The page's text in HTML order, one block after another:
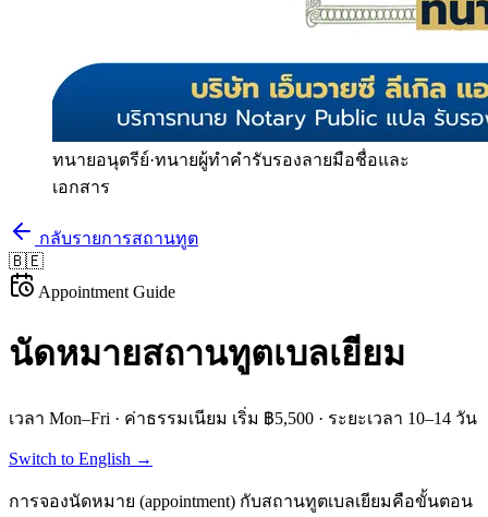
ทนายอนุตรีย์·ทนายผู้ทำคำรับรองลายมือชื่อและ
เอกสาร
กลับรายการสถานทูต
🇧🇪
Appointment Guide
นัดหมายสถานทูตเบลเยียม
เวลา Mon–Fri · ค่าธรรมเนียม เริ่ม ฿5,500 · ระยะเวลา 10–14 วัน
Switch to English →
การจองนัดหมาย (appointment) กับสถานทูตเบลเยียมคือขั้นตอน